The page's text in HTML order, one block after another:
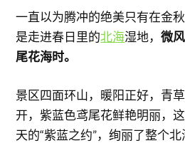
一直以为腾冲的绝美只有在金
是走进春日里的北海湿地，微
尾花海时。
景区四面环山，暖阳正好，青
开，紫蓝色鸢尾花鲜艳明丽，
天的“紫蓝之约”，绚丽了整个